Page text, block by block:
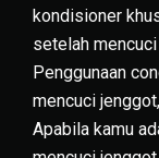
kondisioner
setelah
Penggunaan
mencuci
Apabila kamu